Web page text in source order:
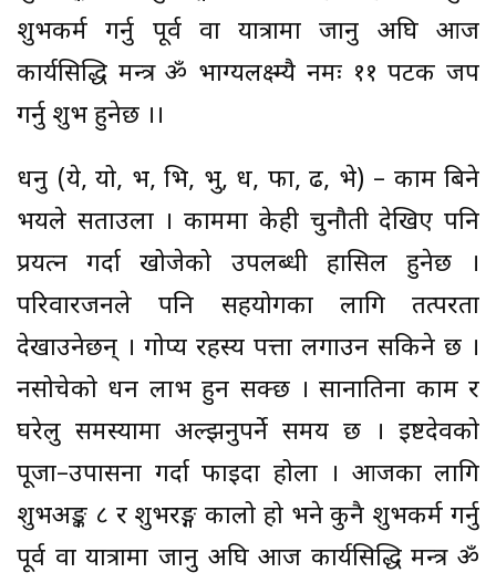
शुभकर्म गर्नु पूर्व वा यात्रामा जानु अघि आज
कार्यसिद्धि मन्त्र ॐ भाग्यलक्ष्म्यै नमः ११ पटक जप
गर्नु शुभ हुनेछ ।।
धनु (ये, यो, भ, भि, भु, ध, फा, ढ, भे) – काम बिग्रने
भयले सताउला । काममा केही चुनौती देखिए पनि
प्रयत्न गर्दा खोजेको उपलब्धी हासिल हुनेछ ।
परिवारजनले पनि सहयोगका लागि तत्परता
देखाउनेछन् । गोप्य रहस्य पत्ता लगाउन सकिने छ ।
नसोचेको धन लाभ हुन सक्छ । सानातिना काम र
घरेलु समस्यामा अल्झनुपर्ने समय छ । इष्टदेवको
पूजा–उपासना गर्दा फाइदा होला । आजका लागि
शुभअङ्क ८ र शुभरङ्ग कालो हो भने कुनै शुभकर्म गर्नु
पूर्व वा यात्रामा जानु अघि आज कार्यसिद्धि मन्त्र ॐ